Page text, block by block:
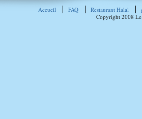
Accueil FAQ Restaurant Halal
Copyright 2008